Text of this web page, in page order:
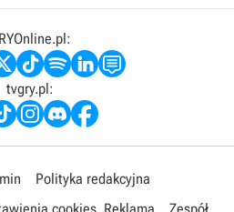
tvgry.pl:
Polityka redakcyjna